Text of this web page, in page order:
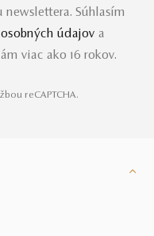
Súhlasím
údajov a
viac ako 16 rokov.
reCAPTCHA.